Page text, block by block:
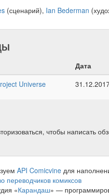
(сценарий), Ian Bederman
Дата
Universe
чтобы написать
API Comicvine для
переводчиков комиксов
«Карандаш» —